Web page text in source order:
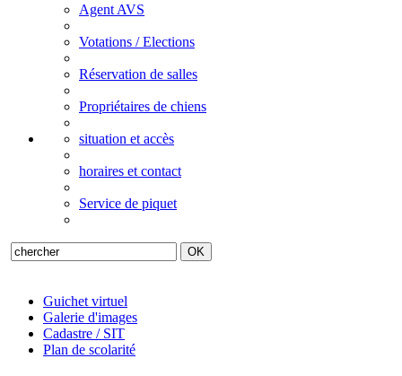
Agent AVS
Votations / Elections
Réservation de salles
Propriétaires de chiens
situation et accès
horaires et contact
Service de piquet
Guichet virtuel
Galerie d'images
Cadastre / SIT
Plan de scolarité